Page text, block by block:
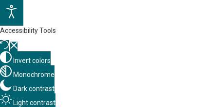
Accessibility Tools
Invert colors
Monochrome
Dark contrast
Light contrast